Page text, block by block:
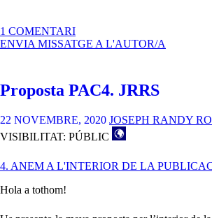
1 COMENTARIA
MOSTRA
DÍPTIC
4
–
POL
GALLART
ENVIA MISSATGE A L'AUTOR/A
Proposta PAC4. JRRS
22 NOVEMBRE, 2020 JOSEPH RANDY
VISIBILITAT: PÚBLIC
4. ANEM A L'INTERIOR DE LA
Hola a tothom!